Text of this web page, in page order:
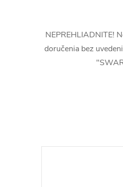
NEPREHLIADNITE!
doručenia bez